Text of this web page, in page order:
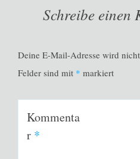
Schreibe einen
Deine E-Mail-Adresse wird
Felder sind mit * markiert
Kommenta
r *